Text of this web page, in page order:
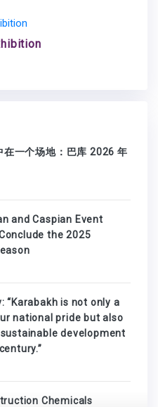
在一个场地：巴库 2026 年
and Caspian Event
the 2025
“Karabakh is not only a
national pride but also
development
Chemicals